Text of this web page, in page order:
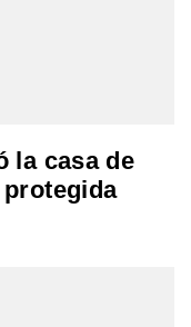
la casa de
protegida